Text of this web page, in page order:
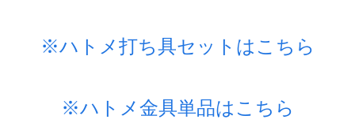
※ハトメ打ち具セットはこちら
※ハトメ金具単品はこちら